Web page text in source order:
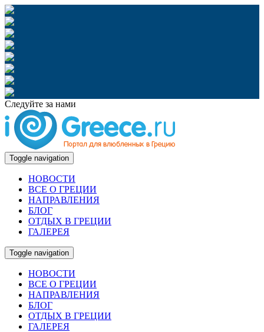
Следуйте за нами
Toggle navigation
НОВОСТИ
ВСЕ О ГРЕЦИИ
НАПРАВЛЕНИЯ
БЛОГ
ОТДЫХ В ГРЕЦИИ
ГАЛЕРЕЯ
Toggle navigation
НОВОСТИ
ВСЕ О ГРЕЦИИ
НАПРАВЛЕНИЯ
БЛОГ
ОТДЫХ В ГРЕЦИИ
ГАЛЕРЕЯ